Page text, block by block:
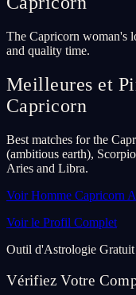
The Capricorn woman's
and quality time.
Meilleures et
Capricorn
Best matches for the
(ambitious earth),
Aries and Libra.
Voir Homme Capricorn
Voir le Profil Complet
Outil d'Astrologie Gratuit
Vérifiez Votre